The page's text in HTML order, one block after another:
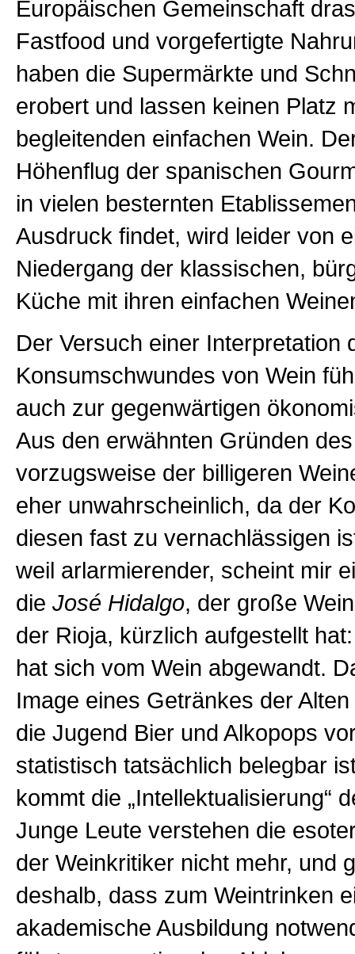
Europäischen Gemeinschaft
Fastfood und vorgefertigte
haben die Supermärkte und
erobert und lassen keinen Platz
begleitenden einfachen Wein.
Höhenflug der spanischen
in vielen besternten
Ausdruck findet, wird leider von
Niedergang der klassischen,
Küche mit ihren einfachen
Der Versuch einer Interpretation
Konsumschwundes von Wein
auch zur gegenwärtigen
Aus den erwähnten Gründen
vorzugsweise der billigeren
eher unwahrscheinlich, da der
diesen fast zu vernachlässigen
weil arlarmierender, scheint mir
die José Hidalgo, der große
der Rioja, kürzlich aufgestellt
hat sich vom Wein abgewandt.
Image eines Getränkes der
die Jugend Bier und Alkopops
statistisch tatsächlich belegbar
kommt die „Intellektualisierung“
Junge Leute verstehen die
der Weinkritiker nicht mehr, und
deshalb, dass zum Weintrinken
akademische Ausbildung